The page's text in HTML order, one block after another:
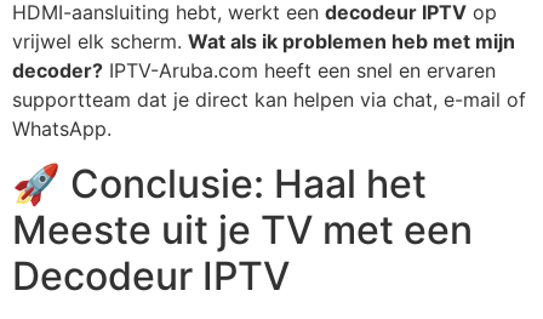
HDMI-aansluiting hebt, werkt een decodeur IPTV op
vrijwel elk scherm. Wat als ik problemen heb met mijn
decoder? IPTV-Aruba.com heeft een snel en ervaren
supportteam dat je direct kan helpen via chat, e-mail of
WhatsApp.
🚀 Conclusie: Haal het
Meeste uit je TV met een
Decodeur IPTV